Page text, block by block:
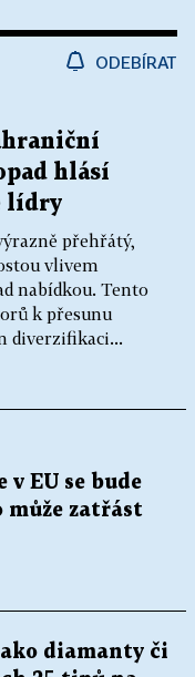
ODEBÍRAT
hlásí
lídry
přehřátý,
vlivem
nabídkou. Tento
k přesunu
diverzifikaci...
v EU se bude
zatřást
diamanty či